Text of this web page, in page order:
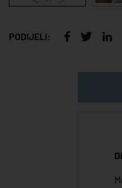
PODIJELI: